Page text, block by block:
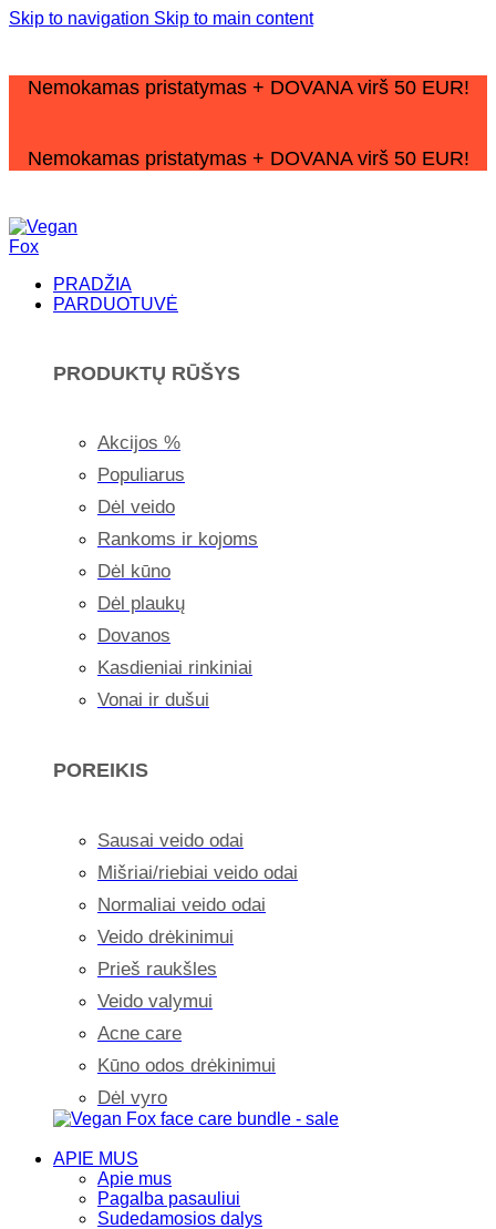
Skip to navigation Skip to main content
Nemokamas pristatymas + DOVANA virš 50 EUR!
Nemokamas pristatymas + DOVANA virš 50 EUR!
PRADŽIA
PARDUOTUVĖ
PRODUKTŲ RŪŠYS
Akcijos %
Populiarus
Dėl veido
Rankoms ir kojoms
Dėl kūno
Dėl plaukų
Dovanos
Kasdieniai rinkiniai
Vonai ir dušui
POREIKIS
Sausai veido odai
Mišriai/riebiai veido odai
Normaliai veido odai
Veido drėkinimui
Prieš raukšles
Veido valymui
Acne care
Kūno odos drėkinimui
Dėl vyro
APIE MUS
Apie mus
Pagalba pasauliui
Sudedamosios dalys